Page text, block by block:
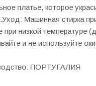
платье, которое
Машинная стирка
при низкой температуре
и не используйте
ПОРТУГАЛИЯ